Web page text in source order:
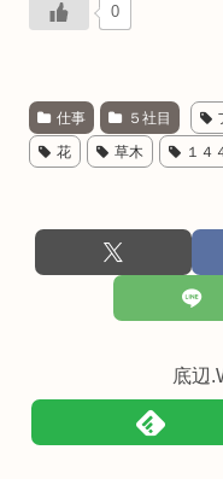
0
仕事 ５社目
花 草木 １４
底辺